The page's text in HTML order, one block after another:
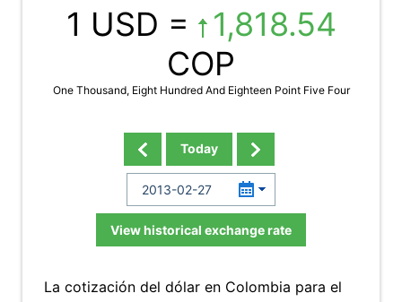
1 USD =
1,818.54
COP
One Thousand, Eight Hundred And Eighteen Point Five Four
Today
View historical exchange rate
La cotización del dólar en Colombia para el